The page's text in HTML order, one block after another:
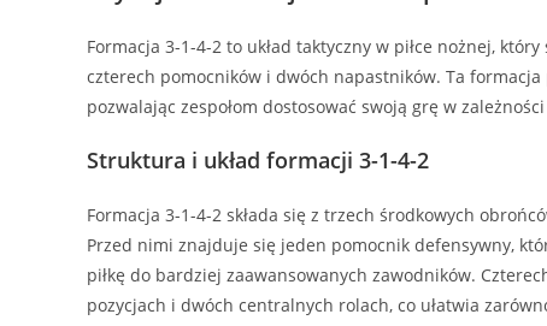
Formacja 3-1-4-2 to układ taktyczny w piłce nożnej,
czterech pomocników i dwóch napastników. Ta
pozwalając zespołom dostosować swoją grę w
Struktura i układ formacji 3-1-4-2
Formacja 3-1-4-2 składa się z trzech środkowych
Przed nimi znajduje się jeden pomocnik defensywny,
piłkę do bardziej zaawansowanych zawodników.
pozycjach i dwóch centralnych rolach, co ułatwia